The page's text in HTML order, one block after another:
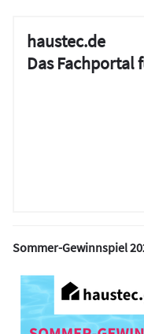
haustec.de
Das Fachportal
Sommer-Gewinnspiel